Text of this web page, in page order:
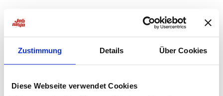
Zustimmung Details Über Cookies
Diese Webseite verwendet Cookies